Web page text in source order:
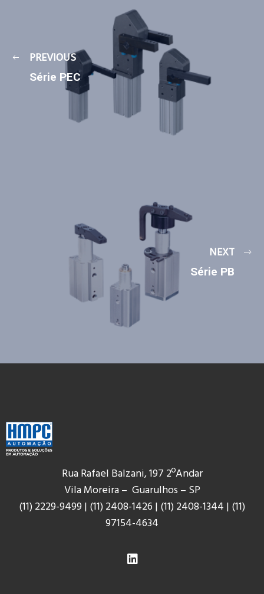
PREVIOUS
Série PEC
NEXT
Série PB
Rua Rafael Balzani, 197 2ºAndar
Vila Moreira – Guarulhos – SP
(11) 2229-9499| (11) 2408-1426 | (11) 2408-1344 | (11)
97154-4634